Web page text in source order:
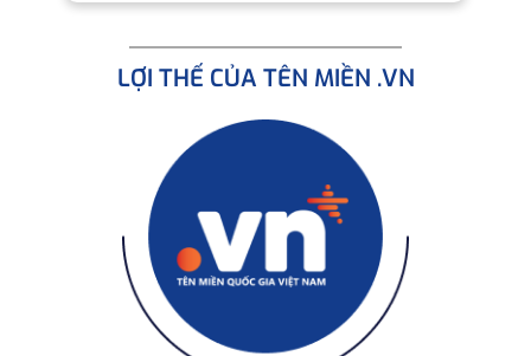
LỢI THẾ CỦA TÊN MIỀN .VN